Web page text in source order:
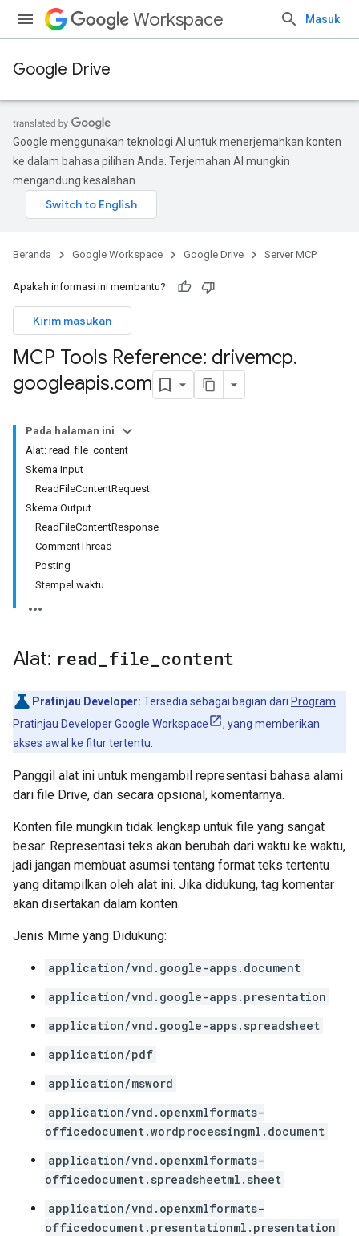
Workspace Masuk
Google Drive
Google menggunakan teknologi AI untuk menerjemahkan konten
ke dalam bahasa pilihan Anda. Terjemahan AI mungkin
mengandung kesalahan.
Beranda Google Workspace Google Drive Server MCP
Apakah informasi ini membantu?
Kirim masukan
MCP Tools Reference: drivemcp.
googleapis.com
Pada halaman ini
Alat: read_file_content
Skema Input
ReadFileContentRequest
Skema Output
ReadFileContentResponse
CommentThread
Posting
Stempel waktu
Alat: read file content
Pratinjau Developer: Tersedia sebagai bagian dari Program
Pratinjau Developer Google Workspace
, yang memberikan
akses awal ke fitur tertentu.
Panggil alat ini untuk mengambil representasi bahasa alami
dari file Drive, dan secara opsional, komentarnya.
Konten file mungkin tidak lengkap untuk file yang sangat
besar. Representasi teks akan berubah dari waktu ke waktu,
jadi jangan membuat asumsi tentang format teks tertentu
yang ditampilkan oleh alat ini. Jika didukung, tag komentar
akan disertakan dalam konten.
Jenis Mime yang Didukung:
application/vnd.google-apps.document
application/vnd.google-apps.presentation
application/vnd.google-apps.spreadsheet
application/pdf
application/msword
application/vnd.openxmlformats-
officedocument.wordprocessingml.document
application/vnd.openxmlformats-
officedocument.spreadsheetml.sheet
application/vnd.openxmlformats-
officedocument.presentationml.presentation